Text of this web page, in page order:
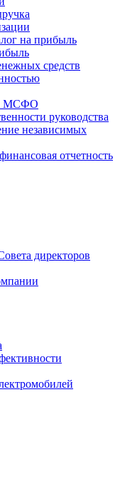
на прибыль
средств
МСФО
руководства
независимых
отчетность
директоров